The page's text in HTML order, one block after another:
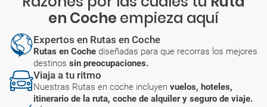
en Coche empieza aquí
Expertos en Rutas en Coche
Rutas en Coche diseñadas para que recorras los mejores
destinos sin preocupaciones.
Viaja a tu ritmo
Nuestras Rutas en coche incluyen vuelos, hoteles,
itinerario de la ruta, coche de alquiler y seguro de viaje.